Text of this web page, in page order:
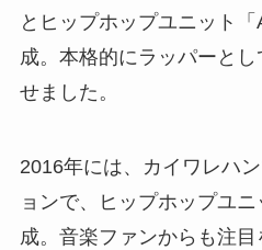
とヒップホップユニット
成。本格的にラッパーと
せました。
2016年には、カイワレハ
ョンで、ヒップホップユ
成。音楽ファンからも注